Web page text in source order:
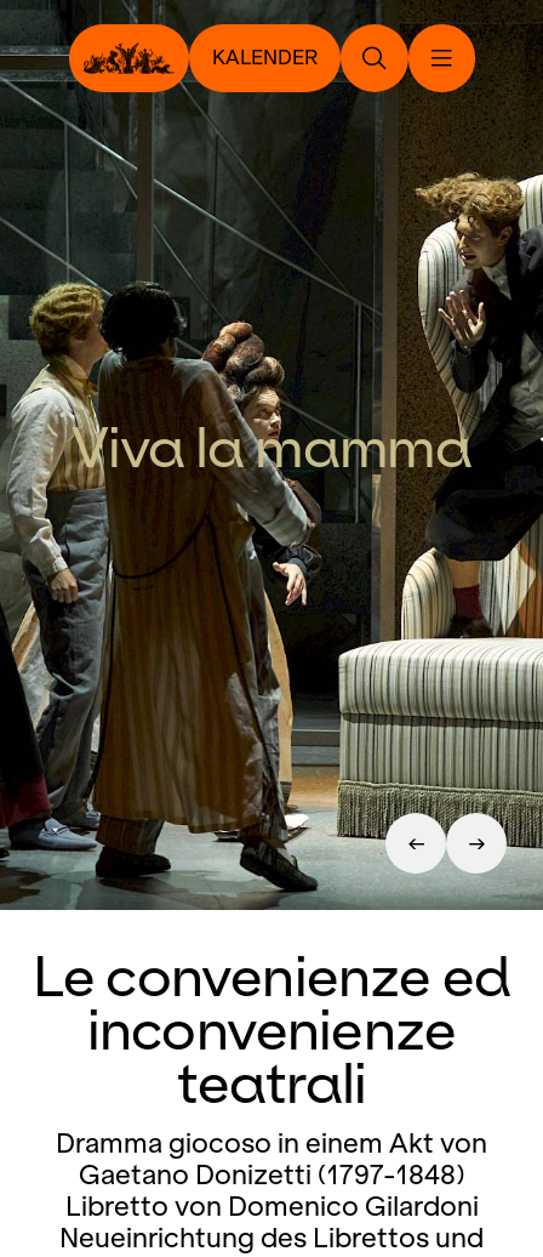
KALENDER
Viva la mamma
Le convenienze ed
inconvenienze
teatrali
Dramma giocoso in einem Akt von
Gaetano Donizetti (1797-1848)
Libretto von Domenico Gilardoni
Neueinrichtung des Librettos und